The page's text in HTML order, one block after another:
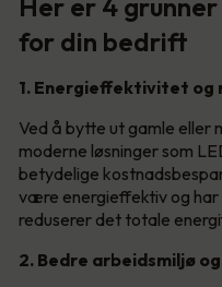
for din bedrift
1. Energieffektivitet
Ved å bytte ut gamle eller
moderne løsninger som
betydelige
være energieffektiv og har
reduserer det totale
2. Bedre arbeidsmiljø